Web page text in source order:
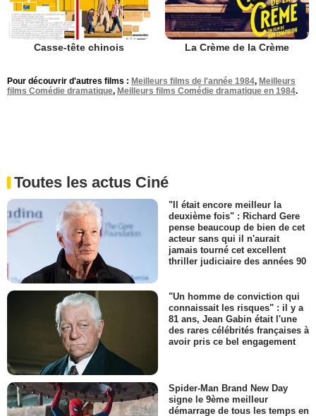
Casse-tête chinois La Crème de la Crème
Pour découvrir d'autres films : Meilleurs films de l'année 1984, Meilleurs
films Comédie dramatique, Meilleurs films Comédie dramatique en 1984.
Toutes les actus Ciné
"Il était encore meilleur la
deuxième fois" : Richard Gere
pense beaucoup de bien de cet
acteur sans qui il n'aurait
jamais tourné cet excellent
thriller judiciaire des années 90
"Un homme de conviction qui
connaissait les risques" : il y a
81 ans, Jean Gabin était l'une
des rares célébrités françaises à
avoir pris ce bel engagement
Spider-Man Brand New Day
signe le 9ème meilleur
démarrage de tous les temps en